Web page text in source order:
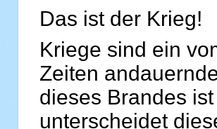
Das ist der Krieg!
Kriege sind ein
Zeiten
dieses Brandes
unterscheidet